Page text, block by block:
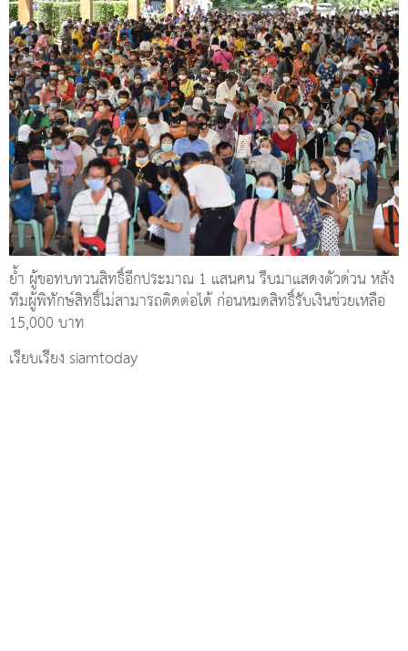
ย้ำ ผู้ขอทบทวนสิทธิ์อีกประมาณ 1 แสนคน รีบมาแสดงตัวด่วน หลัง
ทีมผู้พิทักษ์สิทธิ์ไม่สามารถติดต่อได้ ก่อนหมดสิทธิ์รับเงินช่วยเหลือ
15,000 บาท
เรียบเรียง siamtoday